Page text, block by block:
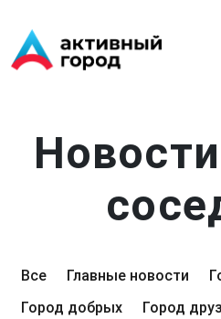
Primary tabs
Все Главные новости
Город добрых
Город